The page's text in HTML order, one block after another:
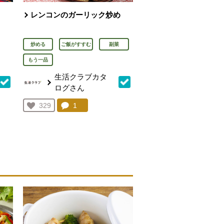
レンコンのガーリック炒め
炒める ご飯がすすむ 副菜
もう一品
生活クラブカタ
ログさん
お気に入り登録：
329
人が登録
コメント：
1